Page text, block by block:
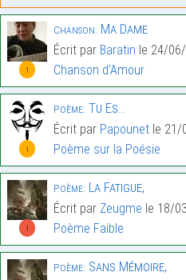
1
Chanson: Ma Dame
Écrit par Baratin le 24/
Chanson d'Amour
1
Poème: Tu Es…
Écrit par Papounet le
Poème sur la Poésie
1
Poème: La Fatigue,
Écrit par Zeugme le 18/
Poème Faible
Poème: Sans Mémoire,